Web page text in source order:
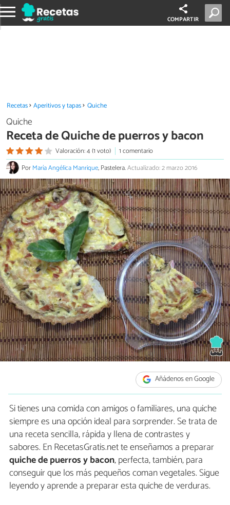
COMPARTIR
Recetas Aperitivos y tapas Quiche
Quiche
Receta de Quiche de puerros y bacon
Valoración: 4 (1 voto)
1 comentario
PorMaría Angélica Manrique, Pastelera.Actualizado: 2 marzo 2016
Añádenos en Google
Si tienes una comida con amigos o familiares, una quiche
siempre es una opción ideal para sorprender. Se trata de
una receta sencilla, rápida y llena de contrastes y
sabores. En RecetasGratis.net te enseñamos a preparar
quiche de puerros y bacon, perfecta, también, para
conseguir que los más pequeños coman vegetales. Sigue
leyendo y aprende a preparar esta quiche de verduras.